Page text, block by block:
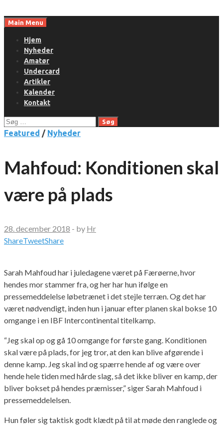
toMain Menu
Hjem
Nyheder
Amatør
Undercard
Artikler
Kalender
Kontakt
Søg
efter:
Featured / Nyheder
Mahfoud: Konditionen skal
være på plads
28. december 2018 - by Hr
ShareTweetShare
Sarah Mahfoud har i juledagene været på Færøerne, hvor
hendes mor stammer fra, og her har hun ifølge en
pressemeddelelse løbetrænet i det stejle terræn. Og det har
været nødvendigt, inden hun i januar efter planen skal bokse 10
omgange i en IBF Intercontinental titelkamp.
“Jeg skal op og gå 10 omgange for første gang. Konditionen
skal være på plads, for jeg tror, at den kan blive afgørende i
denne kamp. Jeg skal ind og spærre hende af og være over
hende hele tiden med hårde slag, så det ikke bliver en kamp, der
bliver bokset på hendes præmisser,” siger Sarah Mahfoud i
pressemeddelelsen.
Hun føler sig taktisk godt klædt på til at møde den ranglede og